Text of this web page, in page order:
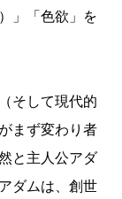
」「色欲」を
そして現代的
まず変わり者
と主人公アダ
ダムは、創世